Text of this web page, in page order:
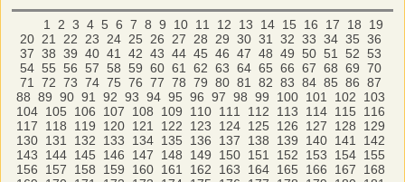
1 2 3 4 5 6 7 8 9 10 11 12 13 14 15 16 17 18
19
20 21 22 23 24 25 26 27 28 29 30 31 32 33 34 35 36
37 38 39 40 41 42 43 44 45 46 47 48 49 50 51 52 53
54 55 56 57 58 59 60 61 62 63 64 65 66 67 68 69 70
71
72 73 74 75 76 77 78 79 80 81 82 83 84 85 86 87
88 89 90 91 92 93 94 95 96 97 98 99 100 101 102
103
104 105 106 107 108 109 110 111 112 113 114 115
116
117
118 119 120 121 122 123 124 125 126 127 128
129
130 131 132 133 134 135 136 137 138 139 140 141
142
143
144 145 146 147 148 149 150 151 152 153 154 155
156
157 158 159 160 161 162 163 164 165 166 167
168